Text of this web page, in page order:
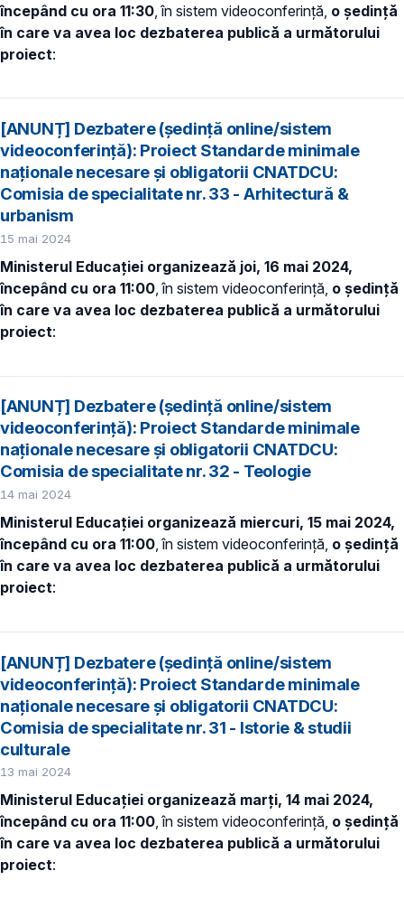
începând cu ora 11:30 , în sistem videoconferință, o ședință
în care va avea loc dezbaterea publică a următorului
proiect:
[ANUNȚ] Dezbatere (ședință online/sistem
videoconferință): Proiect Standarde minimale
naționale necesare și obligatorii CNATDCU:
Comisia de specialitate nr. 33 - Arhitectură &
urbanism
15 mai 2024
Ministerul Educației organizează joi, 16 mai 2024,
începând cu ora 11:00 , în sistem videoconferință, o ședință
în care va avea loc dezbaterea publică a următorului
proiect:
[ANUNȚ] Dezbatere (ședință online/sistem
videoconferință): Proiect Standarde minimale
naționale necesare și obligatorii CNATDCU:
Comisia de specialitate nr. 32 - Teologie
14 mai 2024
Ministerul Educației organizează miercuri, 15 mai 2024,
începând cu ora 11:00 , în sistem videoconferință, o ședință
în care va avea loc dezbaterea publică a următorului
proiect:
[ANUNȚ] Dezbatere (ședință online/sistem
videoconferință): Proiect Standarde minimale
naționale necesare și obligatorii CNATDCU:
Comisia de specialitate nr. 31 - Istorie & studii
culturale
13 mai 2024
Ministerul Educației organizează marți, 14 mai 2024,
începând cu ora 11:00, în sistem videoconferință, o ședință
în care va avea loc dezbaterea publică a următorului
proiect: